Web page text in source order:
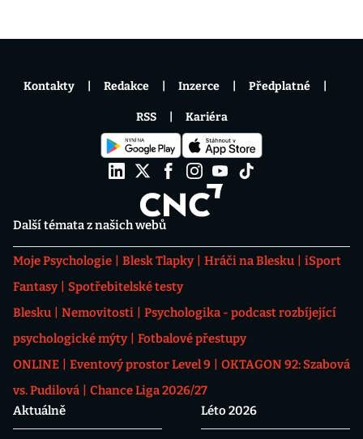
Další témata z našich webů
Moje Psychologie Blesk Tlapky Hráči na Blesku
iSport
Fantasy
Spotřebitelské testy
Blesku
Nemovitosti
Psychologika - podcast rozbíjející
psychologické mýty
Fotbalové přestupy
ONLINE
Eventový prostor Level 9
OKTAGON 92: Szabová
vs. Pudilová
Chance Liga 2026/27
Aktuálně
Léto 2026
Kontakty Redakce Inzerce Předplatné
RSS Kariéra